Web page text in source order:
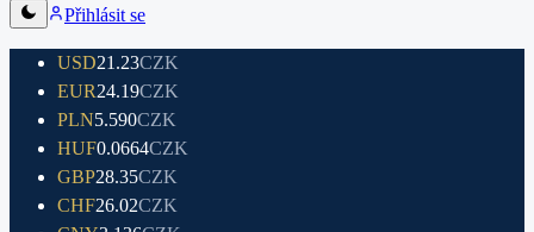
Přihlásit se
USD21.23CZK
EUR24.19CZK
PLN5.590CZK
HUF0.0664CZK
GBP28.35CZK
CHF26.02CZK